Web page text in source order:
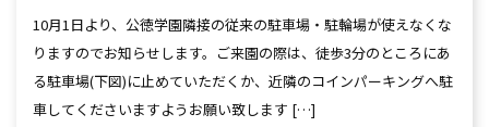
10月1日より、公徳学園隣接の従来の駐車場・駐輪場が使えなくな
りますのでお知らせします。ご来園の際は、徒歩3分のところにあ
る駐車場(下図)に止めていただくか、近隣のコインパーキングへ駐
車してくださいますようお願い致します […]